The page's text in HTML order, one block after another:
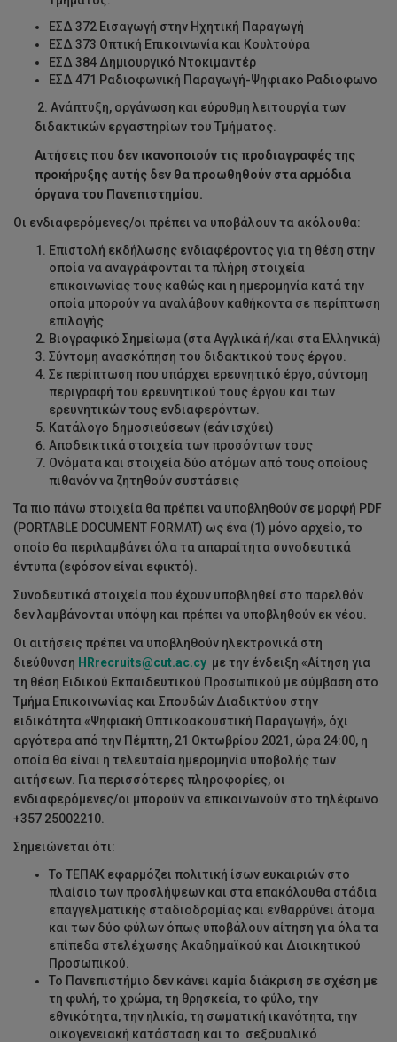
ΕΣΔ 372 Εισαγωγή στην Ηχητική Παραγωγή
ΕΣΔ 373 Οπτική Επικοινωνία και Κουλτούρα
ΕΣΔ 384 Δημιουργικό Ντοκιμαντέρ
ΕΣΔ 471 Ραδιοφωνική Παραγωγή-Ψηφιακό Ραδιόφωνο
2. Ανάπτυξη, οργάνωση και εύρυθμη λειτουργία των
διδακτικών εργαστηρίων του Τμήματος.
Αιτήσεις που δεν ικανοποιούν τις προδιαγραφές της
προκήρυξης αυτής δεν θα προωθηθούν στα αρμόδια
όργανα του Πανεπιστημίου.
Οι ενδιαφερόμενες/οι πρέπει να υποβάλουν τα ακόλουθα:
Επιστολή εκδήλωσης ενδιαφέροντος για τη θέση στην
οποία να αναγράφονται τα πλήρη στοιχεία
επικοινωνίας τους καθώς και η ημερομηνία κατά την
οποία μπορούν να αναλάβουν καθήκοντα σε περίπτωση
επιλογής
Βιογραφικό Σημείωμα (στα Αγγλικά ή/και στα Ελληνικά)
Σύντομη ανασκόπηση του διδακτικού τους έργου.
Σε περίπτωση που υπάρχει ερευνητικό έργο, σύντομη
περιγραφή του ερευνητικού τους έργου και των
ερευνητικών τους ενδιαφερόντων.
Κατάλογο δημοσιεύσεων (εάν ισχύει)
Αποδεικτικά στοιχεία των προσόντων τους
Ονόματα και στοιχεία δύο ατόμων από τους οποίους
πιθανόν να ζητηθούν συστάσεις
Τα πιο πάνω στοιχεία θα πρέπει να υποβληθούν σε μορφή PDF
(PORTABLE DOCUMENT FORMAT) ως ένα (1) μόνο αρχείο, το
οποίο θα περιλαμβάνει όλα τα απαραίτητα συνοδευτικά
έντυπα (εφόσον είναι εφικτό).
Συνοδευτικά στοιχεία που έχουν υποβληθεί στο παρελθόν
δεν λαμβάνονται υπόψη και πρέπει να υποβληθούν εκ νέου.
Οι αιτήσεις πρέπει να υποβληθούν ηλεκτρονικά στη
διεύθυνση HRrecruits@cut.ac.cy με την ένδειξη «Αίτηση για
τη θέση Ειδικού Εκπαιδευτικού Προσωπικού με σύμβαση στο
Τμήμα Επικοινωνίας και Σπουδών Διαδικτύου στην
ειδικότητα «Ψηφιακή Οπτικοακουστική Παραγωγή», όχι
αργότερα από την Πέμπτη, 21 Οκτωβρίου 2021, ώρα 24:00, η
οποία θα είναι η τελευταία ημερομηνία υποβολής των
αιτήσεων. Για περισσότερες πληροφορίες, οι
ενδιαφερόμενες/οι μπορούν να επικοινωνούν στο τηλέφωνο
+357 25002210.
Σημειώνεται ότι:
Το ΤΕΠΑΚ εφαρμόζει πολιτική ίσων ευκαιριών στο
πλαίσιο των προσλήψεων και στα επακόλουθα στάδια
επαγγελματικής σταδιοδρομίας και ενθαρρύνει άτομα
και των δύο φύλων όπως υποβάλουν αίτηση για όλα τα
επίπεδα στελέχωσης Ακαδημαϊκού και Διοικητικού
Προσωπικού.
Το Πανεπιστήμιο δεν κάνει καμία διάκριση σε σχέση με
τη φυλή, το χρώμα, τη θρησκεία, το φύλο, την
εθνικότητα, την ηλικία, τη σωματική ικανότητα, την
οικογενειακή κατάσταση και το σεξουαλικό